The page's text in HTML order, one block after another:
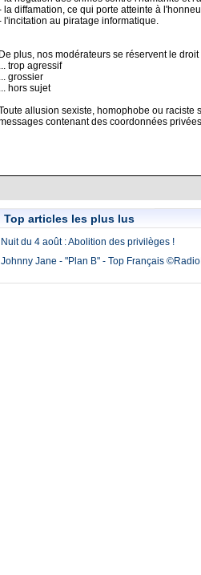
Top articles les plus lus
Nuit du 4 août : Abolition des privilèges !
Johnny Jane - "Plan B" - Top Français